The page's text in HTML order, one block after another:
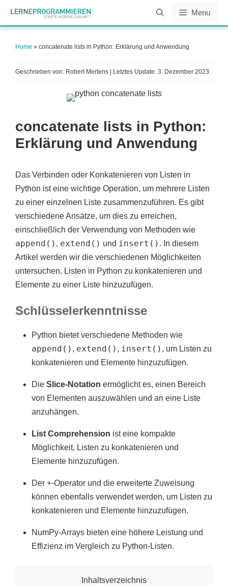
Menu
Home » concatenate lists in Python: Erklärung und Anwendung
Geschrieben von: Robert Mertens | Letztes Update: 3. Dezember 2023
concatenate lists in Python:
Erklärung und Anwendung
Das Verbinden oder Konkatenieren von Listen in
Python ist eine wichtige Operation, um mehrere Listen
zu einer einzelnen Liste zusammenzuführen. Es gibt
verschiedene Ansätze, um dies zu erreichen,
einschließlich der Verwendung von Methoden wie
append() , extend() und insert() . In diesem
Artikel werden wir die verschiedenen Möglichkeiten
untersuchen, Listen in Python zu konkatenieren und
Elemente zu einer Liste hinzuzufügen.
Schlüsselerkenntnisse
Python bietet verschiedene Methoden wie
append() , extend() , insert() , um Listen zu
konkatenieren und Elemente hinzuzufügen.
Die Slice-Notation ermöglicht es, einen Bereich
von Elementen auszuwählen und an eine Liste
anzuhängen.
List Comprehension ist eine kompakte
Möglichkeit, Listen zu konkatenieren und
Elemente hinzuzufügen.
Der +-Operator und die erweiterte Zuweisung
können ebenfalls verwendet werden, um Listen zu
konkatenieren und Elemente hinzuzufügen.
NumPy-Arrays bieten eine höhere Leistung und
Effizienz im Vergleich zu Python-Listen.
Inhaltsverzeichnis